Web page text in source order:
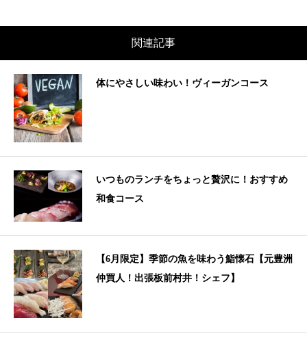
関連記事
体にやさしい味わい！ヴィーガンコース
いつものランチをちょっと贅沢に！おすすめ
和食コース
【6月限定】季節の魚を味わう鮨懐石【元豊洲
仲買人！出張板前村井！シェフ】